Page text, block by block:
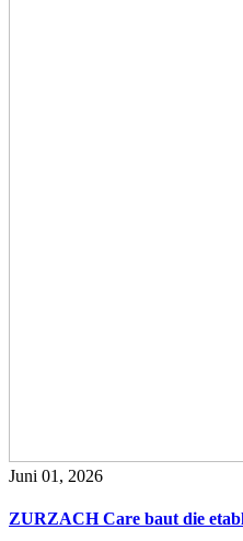
Juni 01, 2026
ZURZACH Care baut die